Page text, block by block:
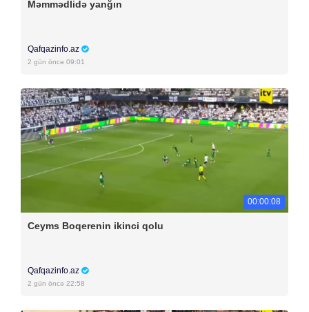
Məmmədlidə yanğın
Qafqazinfo.az
2 gün öncə 09:01
00:00:08
Ceyms Boqerenin ikinci qolu
Qafqazinfo.az
2 gün öncə 22:58